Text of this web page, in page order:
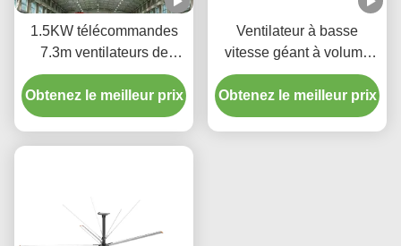
1.5KW télécommandes
7.3m ventilateurs de
plafond à haut volume 5
lames ventilateur HVLS
pour les stades
Obtenez le meilleur prix
Ventilateur à basse
vitesse géant à volume
élevé 7,3 M de diamètre
Ventilateur de plafond
industriel 0,75 kW
Obtenez le meilleur prix